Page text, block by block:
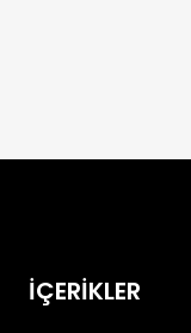
İÇERİKLER